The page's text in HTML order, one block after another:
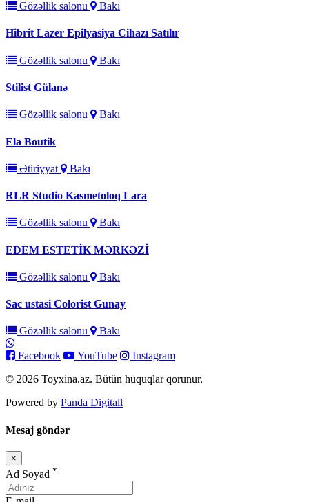
Gözəllik salonu Bakı
Hibrit Lazer Epilyasiya Cihazı Satılır
Gözəllik salonu Bakı
Stilist Gülanə
Gözəllik salonu Bakı
Ela Boutik
Ətiriyyat Bakı
RLR Studio Kasmetoloq Lara
Gözəllik salonu Bakı
EDEM ESTETİK MƏRKƏZİ
Gözəllik salonu Bakı
Sac ustasi Colorist Gunay
Gözəllik salonu Bakı
Facebook YouTube
Instagram
© 2026 Toyxina.az. Bütün hüquqlar qorunur.
Powered by Panda Digitall
Mesaj göndər
×
Bağla
Ad Soyad *